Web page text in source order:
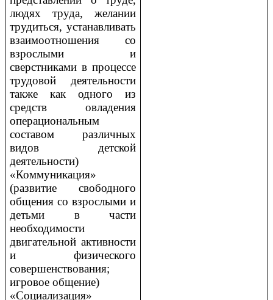
людях труда, желании
трудиться, устанавливать
взаимоотношения со
взрослыми и
сверстниками в процессе
трудовой деятельности
также как одного из
средств овладения
операциональным
составом различных
видов детской
деятельности)
«Коммуникация»
(развитие свободного
общения со взрослыми и
детьми в части
необходимости
двигательной активности
и физического
совершенствования;
игровое общение)
«Социализация»